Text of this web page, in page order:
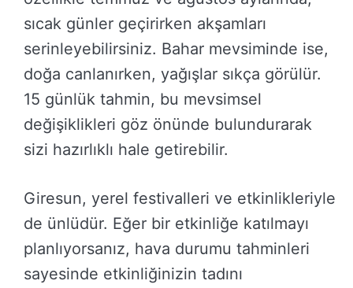
sıcak günler geçirirken akşamları
serinleyebilirsiniz. Bahar mevsiminde ise,
doğa canlanırken, yağışlar sıkça görülür.
15 günlük tahmin, bu mevsimsel
değişiklikleri göz önünde bulundurarak
sizi hazırlıklı hale getirebilir.
Giresun, yerel festivalleri ve etkinlikleriyle
de ünlüdür. Eğer bir etkinliğe katılmayı
planlıyorsanız, hava durumu tahminleri
sayesinde etkinliğinizin tadını